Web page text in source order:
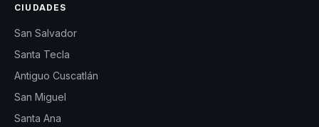
CIUDADES
San Salvador
Santa Tecla
Antiguo Cuscatlán
San Miguel
Santa Ana